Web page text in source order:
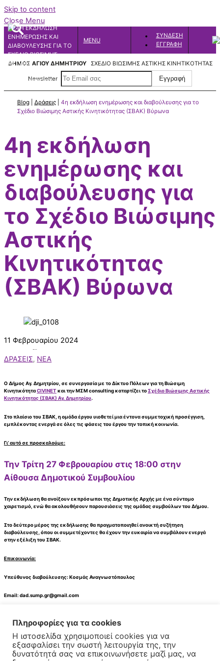
Skip to content
Close Menu
MENU
S
ΣΥΝΔΕΣΗ
ΕΓΓΡΑΦΗ
ΔΗΜΟΣ ΑΓΙΟΥ ΔΗΜΗΤΡΙΟΥ ΣΧΕΔΙΟ ΒΙΩΣΙΜΗΣ ΑΣΤΙΚΗΣ ΚΙΝΗΤΙΚΟΤΗΤΑΣ
Newsletter
Blog| Δράσεις| 4η εκδήλωση ενημέρωσης και διαβούλευσης για το
Σχέδιο Βιώσιμης Αστικής Κινητικότητας (ΣΒΑΚ) Βύρωνα
4η εκδήλωση
ενημέρωσης και
διαβούλευσης για
το Σχέδιο Βιώσιμης
Αστικής
Κινητικότητας
(ΣΒΑΚ) Βύρωνα
11 Φεβρουαρίου 2024
ΔΡΑΣΕΙΣ, ΝΕΑ
O Δήμος Αγ. Δημητρίου , σε συνεργασία με τοΔίκτυο Πόλεων για τη Βιώσιμη
ΚινητικότηταCIVINETκαι την ΜΣΜ consultingκαταρτίζει τοΣχέδιο Βιώσιμης Αστικής
Κινητικότητας (ΣΒΑΚ) Αγ. Δημητρίου.
Στο πλαίσιο του ΣΒΑΚ, η ομάδα έργου υιοθετεί μια έντονα συμμετοχική προσέγγιση,
εμπλέκοντας ενεργά σε όλες τις φάσεις του έργου την τοπική κοινωνία.
Γι’ αυτό σε προσκαλούμε:
Την Τρίτη 27 Φεβρουαρίου στις 18:00 στην
Αίθουσα Δημοτικού Συμβουλίου
Την εκδήλωση θα ανοίξουν εκπρόσωποι της Δημοτικής Αρχής με ένα σύντομο
χαιρετισμό, ενώ θα ακολουθήσουν παρουσιάσεις της ομάδας συμβούλων του Δήμου.
Στο δεύτερο μέρος της εκδήλωσης θα πραγματοποιηθεί ανοικτή συζήτηση
διαβούλευσης, όπου οι συμμετέχοντες θα έχουν την ευκαιρία να συμβάλουν ενεργά
στην εξέλιξη του ΣΒΑΚ.
Επικοινωνία:
Yπεύθυνος διαβούλευσης: Κοσμάς Αναγνωστόπουλος
Email:dad.sump.gr@gmail.com
Πληροφορίες για τα cookies
Η ιστοσελίδα χρησιμοποιεί cookies για να
εξασφαλίσει την σωστή λειτουργία της, την
δυνατότητά σας να επικοινωνήσετε μαζί μας, να